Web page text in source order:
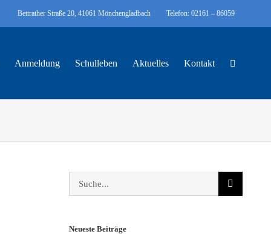
Bettrather Straße 20, 41061 Mönchengladbach Telefon: 02161 – 86059
Anmeldung Schulleben Aktuelles Kontakt
Suche
nach:
Neueste Beiträge